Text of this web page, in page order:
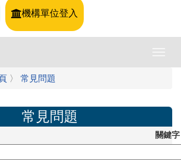
機構單位登入
〉 常見問題
常見問題
關鍵